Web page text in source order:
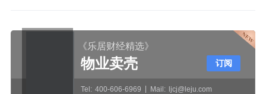
《乐居财经精选》
物业卖壳
Tel: 400-606-6969 Mail: ljcj@leju.com
订阅